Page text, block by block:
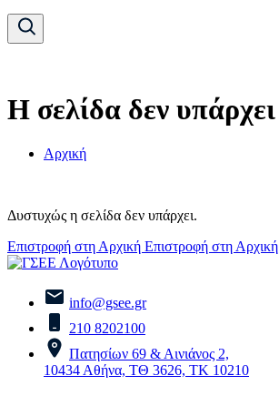
Η σελίδα δεν υπάρχει
Αρχική
Δυστυχώς η σελίδα δεν υπάρχει.
Επιστροφή στη Αρχική Επιστροφή στη Αρχική
info@gsee.gr
210 8202100
Πατησίων 69 & Αινιάνος 2,
10434 Αθήνα, ΤΘ 3626, ΤΚ 10210